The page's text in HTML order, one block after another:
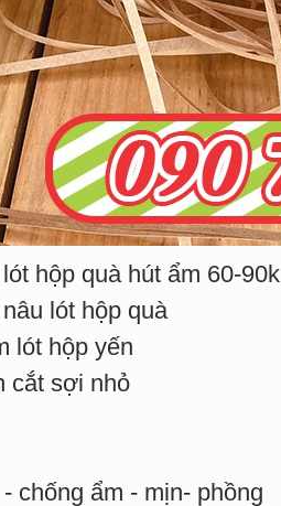
hộp quà hút ẩm 60-90k
lót hộp quà
lót hộp yến
cắt sợi nhỏ
chống ẩm - mịn- phồng